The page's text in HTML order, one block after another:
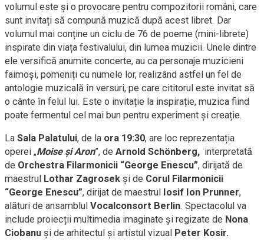
volumul este și o provocare pentru compozitorii români, care
sunt invitați să compună muzică după acest libret. Dar
volumul mai conține un ciclu de 76 de poeme (mini-librete)
inspirate din viața festivalului, din lumea muzicii. Unele dintre
ele versifică anumite concerte, au ca personaje muzicieni
faimoși, pomeniți cu numele lor, realizând astfel un fel de
antologie muzicală în versuri, pe care cititorul este invitat să
o cânte în felul lui. Este o invitație la inspirație, muzica fiind
poate fermentul cel mai bun pentru experiment și creație.
La Sala Palatului, de la ora 19:30, are loc reprezentația
operei „Moise și Aron”, de Arnold Schönberg, interpretată
de Orchestra Filarmonicii “George Enescu”, dirijată de
maestrul Lothar Zagrosek și de Corul Filarmonicii
“George Enescu”, dirijat de maestrul Iosif Ion Prunner,
alături de ansamblul Vocalconsort Berlin. Spectacolul va
include proiecții multimedia imaginate și regizate de Nona
Ciobanu și de arhitectul și artistul vizual Peter Kosir.